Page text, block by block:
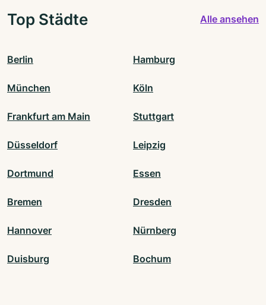
Top Städte Alle ansehen
Berlin Hamburg
München Köln
Frankfurt am Main Stuttgart
Düsseldorf Leipzig
Dortmund Essen
Bremen Dresden
Hannover Nürnberg
Duisburg Bochum